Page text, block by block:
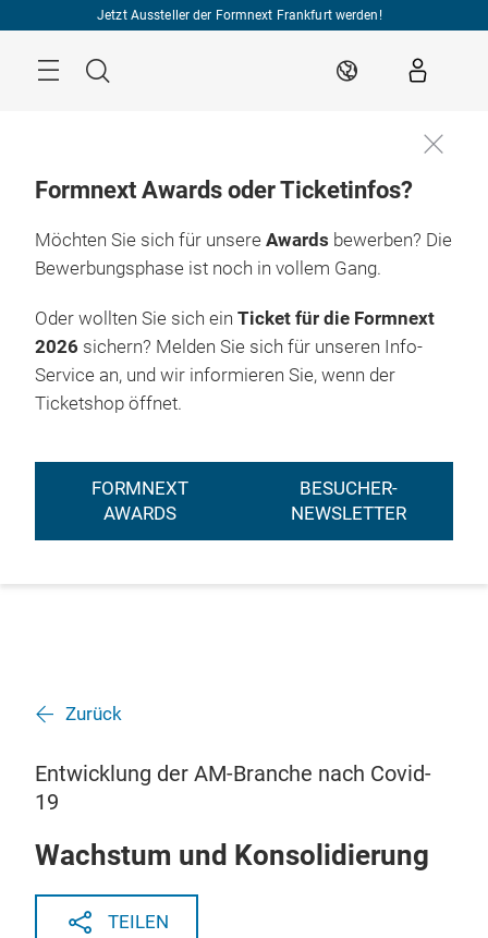
Jetzt Aussteller der Formnext Frankfurt werden!
Suche DE
Formnext Awards oder Ticketinfos?
Möchten Sie sich für unsere Awards bewerben? Die
Bewerbungsphase ist noch in vollem Gang.
Oder wollten Sie sich ein Ticket für die Formnext
2026 sichern? Melden Sie sich für unseren Info-
Service an, und wir informieren Sie, wenn der
Ticketshop öffnet.
FORMNEXT
AWARDS
BESUCHER-
NEWSLETTER
Zurück
Entwicklung der AM-Branche nach Covid-
19
Wachstum und Konsolidierung
TEILEN